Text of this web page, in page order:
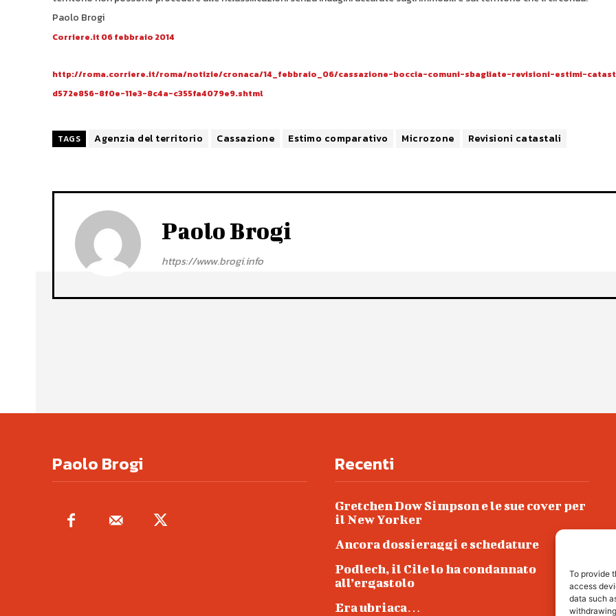
To provide
access
data such
Paolo Brogi
Corriere.it 06 febbraio 2014
http://roma.corriere.it/roma/notizie/cronaca/14_febbraio_06/cassazione-boccia-comuni-sbagliate-revisioni-estimi-
d572e856-8f0e-11e3-8c4a-c355fa4079e9.shtml
TAGS Agenzia del territorio Cassazione Estimo comparativo Microzone Revisioni catastali
Paolo Brogi
https://www.brogi.info
Paolo Brogi Recenti
Gretchen Dow Simpson e le sue cover per
il New Yorker
Ancora dossieraggi e schedature
Podlech, il Cile lo ha condannato
all’ergastolo
Era ubriaca…